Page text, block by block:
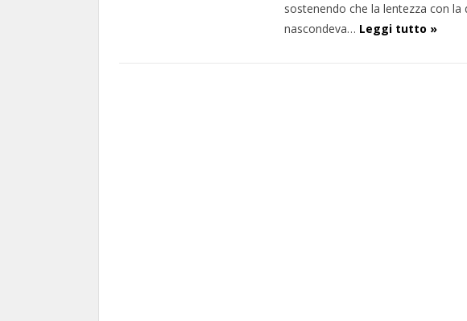
sostenendo che la lentezza con la
nascondeva… Leggi tutto »